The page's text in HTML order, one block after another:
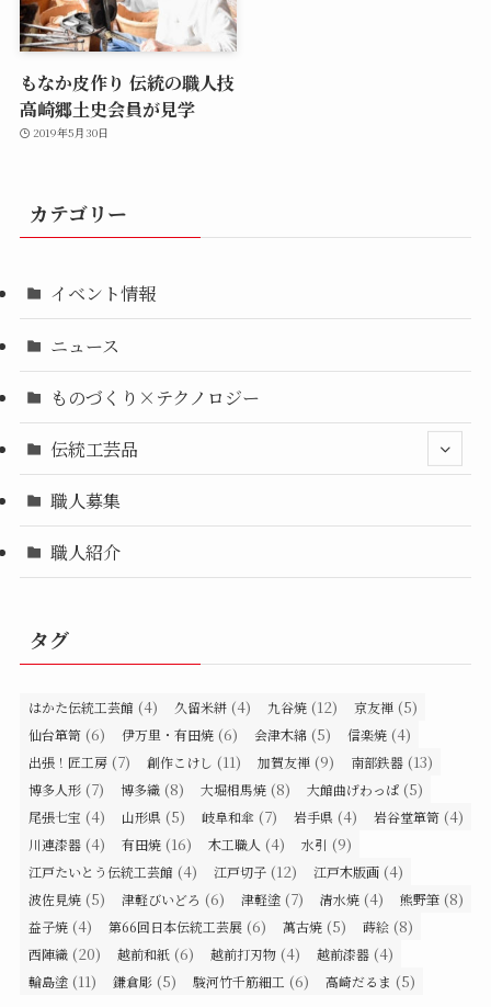
もなか皮作り 伝統の職人技
高崎郷土史会員が見学
2019年5月30日
カテゴリー
イベント情報
ニュース
ものづくり×テクノロジー
伝統工芸品
職人募集
職人紹介
タグ
はかた伝統工芸館 (4) 久留米絣 (4) 九谷焼 (12) 京友禅 (5)
仙台箪笥 (6) 伊万里・有田焼 (6) 会津木綿 (5) 信楽焼 (4)
出張！匠工房 (7) 創作こけし (11) 加賀友禅 (9) 南部鉄器 (13)
博多人形 (7) 博多織 (8) 大堀相馬焼 (8) 大館曲げわっぱ (5)
尾張七宝 (4) 山形県 (5) 岐阜和傘 (7) 岩手県 (4) 岩谷堂箪笥 (4)
川連漆器 (4) 有田焼 (16) 木工職人 (4) 水引 (9)
江戸たいとう伝統工芸館 (4) 江戸切子 (12) 江戸木版画 (4)
波佐見焼 (5) 津軽びいどろ (6) 津軽塗 (7) 清水焼 (4) 熊野筆 (8)
益子焼 (4) 第66回日本伝統工芸展 (6) 萬古焼 (5) 蒔絵 (8)
西陣織 (20) 越前和紙 (6) 越前打刃物 (4) 越前漆器 (4)
輪島塗 (11) 鎌倉彫 (5) 駿河竹千筋細工 (6) 高崎だるま (5)